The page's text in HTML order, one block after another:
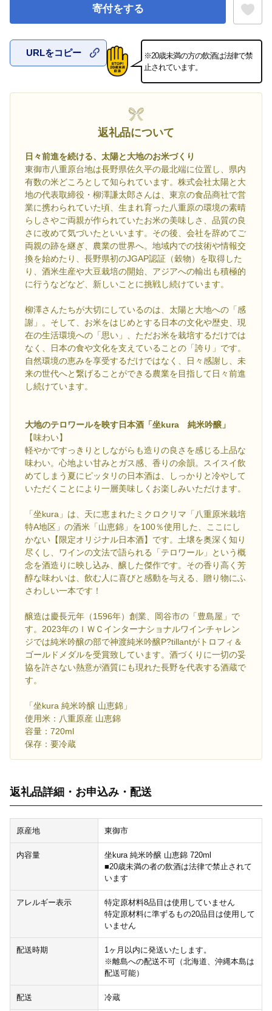
寄付をする
お気に入
URLをコピー
※20歳未満の方の飲酒は法律で禁
止されています。
返礼品について
日々前進を続ける、太陽と大地のお米づくり
東御市八重原台地は長野県佐久平の最北端に位置し、県内
有数の米どころとして知られています。株式会社太陽と大
地の代表取締役・柳澤謙太郎さんは、東京の食品商社で営
業に携わられていた頃、生まれ育った八重原の環境の素晴
らしさやご両親が作られていたお米の美味しさ、品質の良
さに改めて気づいたといいます。その後、会社を辞めてご
両親の跡を継ぎ、農業の世界へ。地域内での技術や情報交
換を始めたり、長野県初のJGAP認証（穀物）を取得した
り、酒米生産や大豆栽培の開始、アジアへの輸出も積極的
に行うなどなど、新しいことに挑戦し続けています。
柳澤さんたちが大切にしているのは、太陽と大地への「感
謝」。そして、お米をはじめとする日本の文化や歴史、現
在の生活環境への「思い」、ただお米を栽培するだけでは
なく、日本の食や文化を支えていることの「誇り」です。
自然環境の恵みを享受するだけではなく、日々感謝し、未
来の世代へと繋げることができる農業を目指して日々前進
し続けています。
大地のテロワールを映す日本酒「坐kura 純米吟醸」
【味わい】
軽やかですっきりとしながらも造りの良さを感じる上品な
味わい。心地よい甘みとガス感、香りの余韻。スイスイ飲
めてしまう夏にピッタリの日本酒は、しっかりと冷やして
いただくことにより一層美味しくお楽しみいただけます。
「坐kura」は、天に恵まれたミクロクリマ「八重原米栽培
特A地区」の酒米「山恵錦」を100％使用した、ここにし
かない【限定オリジナル日本酒】です。土壌を奥深く知り
尽くし、ワインの文法で語られる「テロワール」という概
念を酒造りに映し込み、醸した傑作です。その香り高く芳
醇な味わいは、飲む人に喜びと感動を与える、贈り物にふ
さわしい一本です！
醸造は慶長元年（1596年）創業、岡谷市の「豊島屋」で
す。2023年のＩＷＣインターナショナルワインチャレン
ジでは純米吟醸の部で神渡純米吟醸P?tillantがトロフィ＆
ゴールドメダルを受賞致しています。酒づくりに一切の妥
協を許さない熱意が酒質にも現れた長野を代表する酒蔵で
す。
「坐kura 純米吟醸 山恵錦」
使用米：八重原産 山恵錦
容量：720ml
保存：要冷蔵
返礼品詳細・お申込み・配送
原産地 東御市
内容量
坐kura 純米吟醸 山恵錦 720ml
■20歳未満の者の飲酒は法律で禁止されて
います
アレルギー表示
特定原材料8品目は使用していません
特定原材料に準ずるもの20品目は使用して
いません
配送時期
1ヶ月以内に発送いたします。
※離島への配送不可（北海道、沖縄本島は
配送可能）
配送 冷蔵